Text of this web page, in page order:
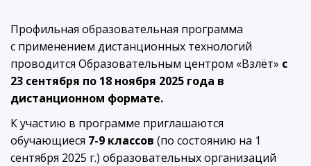
Профильная образовательная программа
с применением дистанционных технологий
проводится Образовательным центром «Взлёт» c
23 сентября по 18 ноября 2025 года в
дистанционном формате.
К участию в программе приглашаются
обучающиеся 7-9 классов (по состоянию на 1
сентября 2025 г.) образовательных организаций